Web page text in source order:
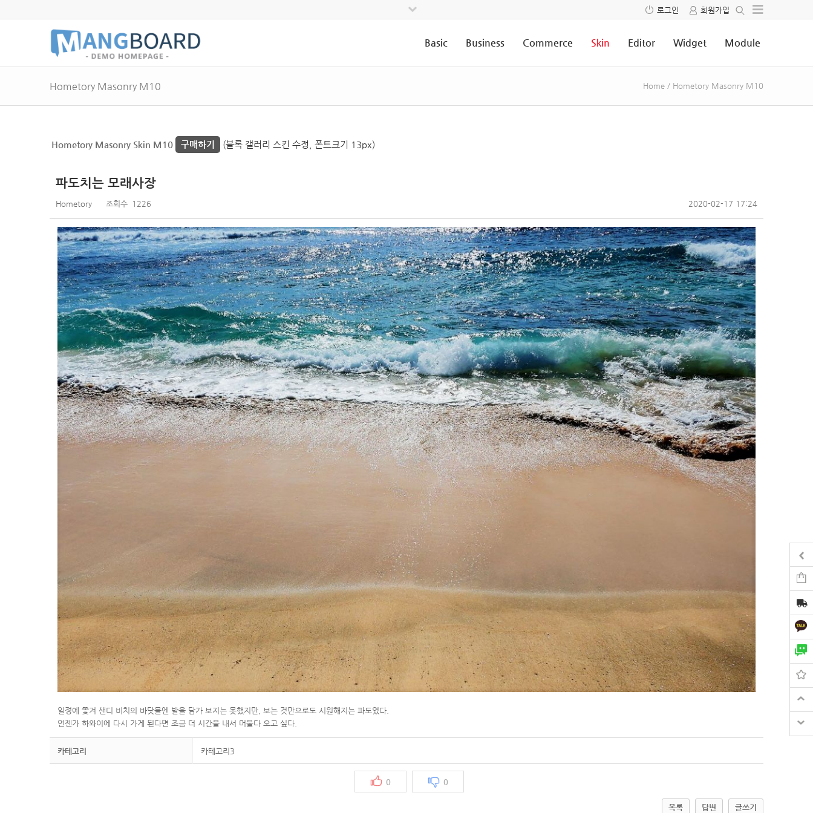
로그인 회원가입
Basic Business Commerce Skin Editor Widget Module
Hometory Masonry M10 Home / Hometory Masonry M10
Hometory Masonry Skin M10 구매하기 (블록 갤러리 스킨 수정, 폰트크기 13px)
파도치는 모래사장
Hometory 조회수 1226 2020-02-17 17:24
일정에 쫓겨 샌디 비치의 바닷물엔 발을 담가 보지는 못했지만, 보는 것만으로도 시원해지는 파도였다.
언젠가 하와이에 다시 가게 된다면 조금 더 시간을 내서 머물다 오고 싶다.
카테고리 카테고리3
0 0
목록 답변 글쓰기